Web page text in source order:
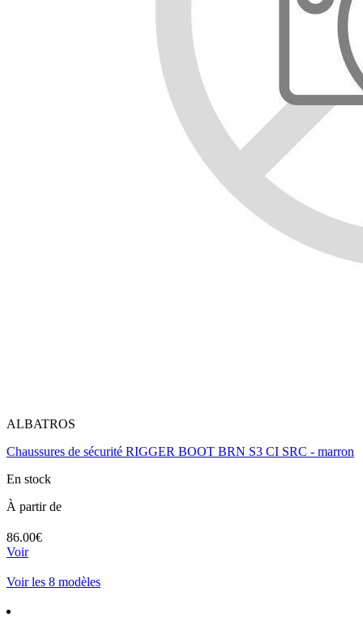
ALBATROS
Chaussures de sécurité RIGGER BOOT BRN S3 CI SRC - marron
En stock
À partir de
86.00€
Voir
Voir les 8 modèles